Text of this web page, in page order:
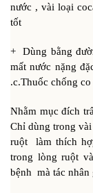
nước , vài loại
tốt
+ Dùng bằng
mất nước nặng
.c.Thuốc chống co
Nhằm mục đích
Chỉ dùng trong
ruột làm thích
trong lòng ruột
bệnh mà tác nhân